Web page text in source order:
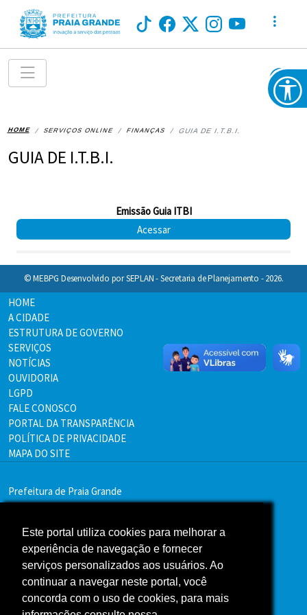
Este portal utiliza cookies para melhorar a
experiência de navegação e fornecer
serviços personalizados aos usuários. Ao
continuar a navegar neste portal, você
concorda com o uso de cookies, para mais
HOME SERVIÇOS ONLINE FINANÇAS GUIA DE I.T.B.I.
GUIA DE I.T.B.I.
Emissão Guia ITBI
Acessar
© MEBPG Desenvolvido por SEPLAN - Secretaria de Planejamento - 2026.
HOME
A CIDADE
ESTRUTURA DE GOVERNO
SERVIÇOS
NOTÍCIAS
OUVIDORIA
LGPD
FALE CONOSCO
PORTAL DA TRANSPARÊNCIA
POLÍTICA DE PRIVACIDADE
MAPA DO SITE
Prefeitura de Praia Grande
Av. Pres. Kennedy, 9000 - Mirim, Praia Grande - SP
11705-000
Telefone:(13) 3496-2000
Atendimento: segunda a sexta - das 9h às 16h